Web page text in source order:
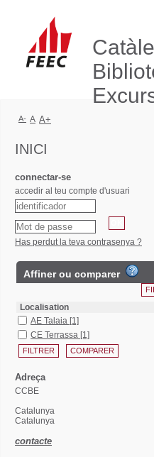
A- A A+
INICI
connectar-se
accedir al teu compte d'usuari
Has perdut la teva contrasenya ?
Affiner ou comparer
Localisation
AE Talaia [1]
CE Terrassa [1]
Adreça
CCBE
Catalunya
Catalunya
contacte